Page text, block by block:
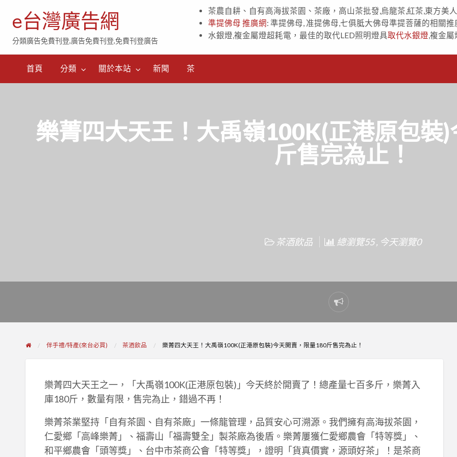
e台灣廣告網
分類廣告免費刊登,廣告免費刊登,免費刊登廣告
茶農自耕、自有高海拔茶園、茶廠，高山茶批發,烏龍茶,紅茶,東方美
準提佛母 推廣網: 準提佛母, 准提佛母,七俱胝大佛母準提菩薩的相關推
水銀燈,複金屬燈超耗電，最佳的取代LED照明燈具取代水銀燈 ,複金屬
首頁 分類 關於本站 新聞 茶
樂菁四大天王！大禹嶺100K(正港原包裝
斤售完為止！
茶酒飲品 總瀏覽55 , 今天瀏覽0
Report
problem
伴手禮/特產(來台必買) 茶酒飲品 樂菁四大天王！大禹嶺100K(正港原包裝)今天開賣，限量180斤售完為止！
樂菁四大天王之一，「大禹嶺100K(正港原包裝)」今天終於開賣了！總產量七百多斤，樂菁入
庫180斤，數量有限，售完為止，錯過不再！
樂菁茶業堅持「自有茶園、自有茶廠」一條龍管理，品質安心可溯源。我們擁有高海拔茶園，
仁愛鄉「高峰樂菁」、福壽山「福壽雙全」製茶廠為後盾。樂菁屢獲仁愛鄉農會「特等獎」、
和平鄉農會「頭等獎」、台中市茶商公會「特等獎」，證明「貨真價實，源頭好茶」！是茶商